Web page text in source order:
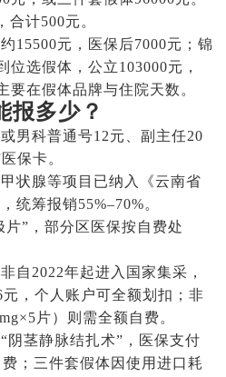
合计500元。
15500元，医保后7000元；锦
位选假体，公立103000元，
要在假体品牌与住院天数。
报多少？
男科普通号12元、副主任20
保卡。
状腺等项目已纳入《云南省
统筹报销55%–70%。
片”，部分区医保按自费处
自2022年起进入国家集采，
，个人账户可全额划扣；非
片）则需全额自费。
阴茎静脉结扎术”，医保支付
费；三件套假体因使用进口耗